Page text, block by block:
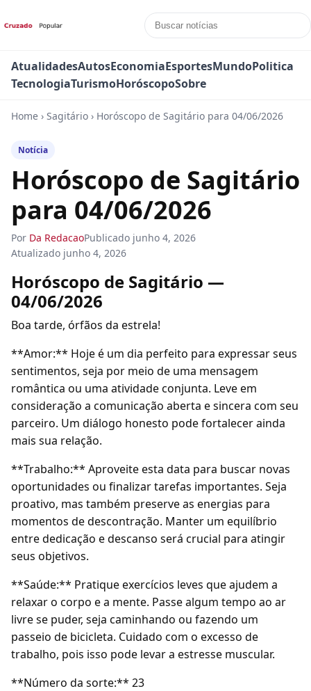
AtualidadesAutosEconomiaEsportesMundoPolitica
TecnologiaTurismoHoróscopoSobre
Home › Sagitário › Horóscopo de Sagitário para 04/06/2026
Notícia
Horóscopo de Sagitário
para 04/06/2026
Por Da RedacaoPublicado junho 4, 2026
Atualizado junho 4, 2026
Horóscopo de Sagitário —
04/06/2026
Boa tarde, órfãos da estrela!
**Amor:** Hoje é um dia perfeito para expressar seus
sentimentos, seja por meio de uma mensagem
romântica ou uma atividade conjunta. Leve em
consideração a comunicação aberta e sincera com seu
parceiro. Um diálogo honesto pode fortalecer ainda
mais sua relação.
**Trabalho:** Aproveite esta data para buscar novas
oportunidades ou finalizar tarefas importantes. Seja
proativo, mas também preserve as energias para
momentos de descontração. Manter um equilíbrio
entre dedicação e descanso será crucial para atingir
seus objetivos.
**Saúde:** Pratique exercícios leves que ajudem a
relaxar o corpo e a mente. Passe algum tempo ao ar
livre se puder, seja caminhando ou fazendo um
passeio de bicicleta. Cuidado com o excesso de
trabalho, pois isso pode levar a estresse muscular.
**Número da sorte:** 23